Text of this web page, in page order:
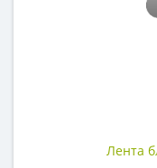
Лента